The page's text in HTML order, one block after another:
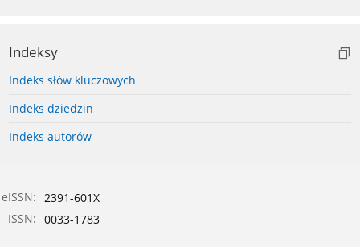
Indeksy
Indeks słów kluczowych
Indeks dziedzin
Indeks autorów
eISSN: 2391-601X
ISSN: 0033-1783